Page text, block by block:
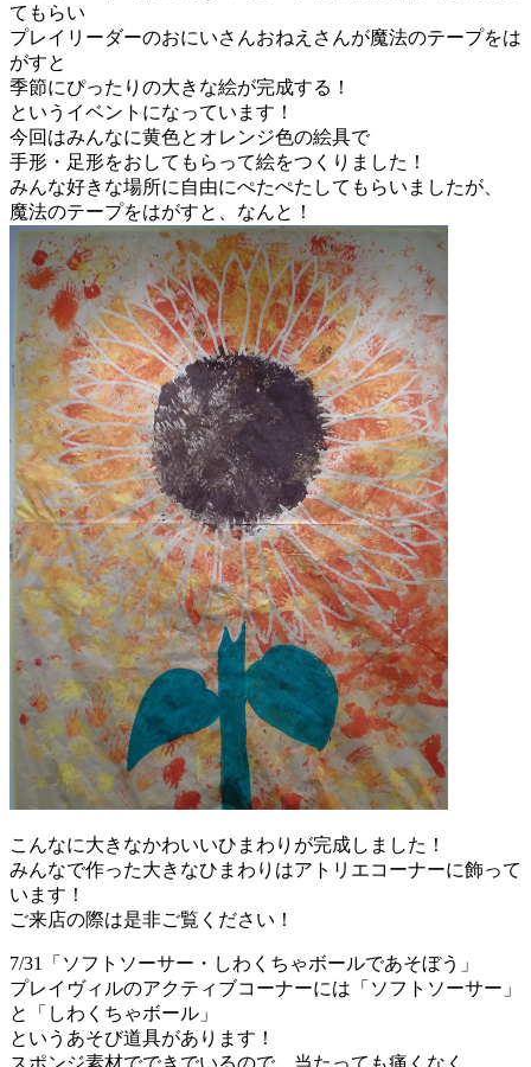
てもらい
プレイリーダーのおにいさんおねえさんが魔法のテープをは
がすと
季節にぴったりの大きな絵が完成する！
というイベントになっています！
今回はみんなに黄色とオレンジ色の絵具で
手形・足形をおしてもらって絵をつくりました！
みんな好きな場所に自由にぺたぺたしてもらいましたが、
魔法のテープをはがすと、なんと！
こんなに大きなかわいいひまわりが完成しました！
みんなで作った大きなひまわりはアトリエコーナーに飾って
います！
ご来店の際は是非ご覧ください！
7/31「ソフトソーサー・しわくちゃボールであそぼう」
プレイヴィルのアクティブコーナーには「ソフトソーサー」
と「しわくちゃボール」
というあそび道具があります！
スポンジ素材でできでいるので、当たっても痛くなく、